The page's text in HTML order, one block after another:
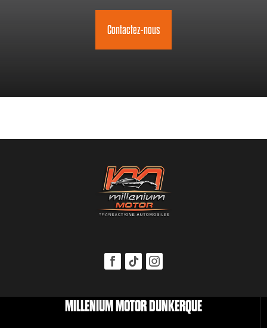
Contactez-nous
MILLENIUM MOTOR DUNKERQUE